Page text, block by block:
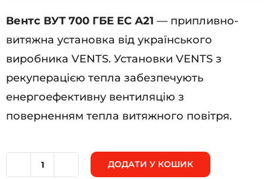
Вентс ВУТ 700 ГБЕ ЕС А21 — припливно-
витяжна установка від українського
виробника VENTS. Установки VENTS з
рекуперацією тепла забезпечують
енергоефективну вентиляцію з
поверненням тепла витяжного повітря.
ДОДАТИ У КОШИК